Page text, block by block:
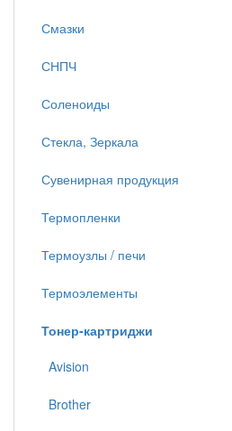
Смазки
СНПЧ
Соленоиды
Стекла, Зеркала
Сувенирная продукция
Термопленки
Термоузлы / печи
Термоэлементы
Тонер-картриджи
Avision
Brother